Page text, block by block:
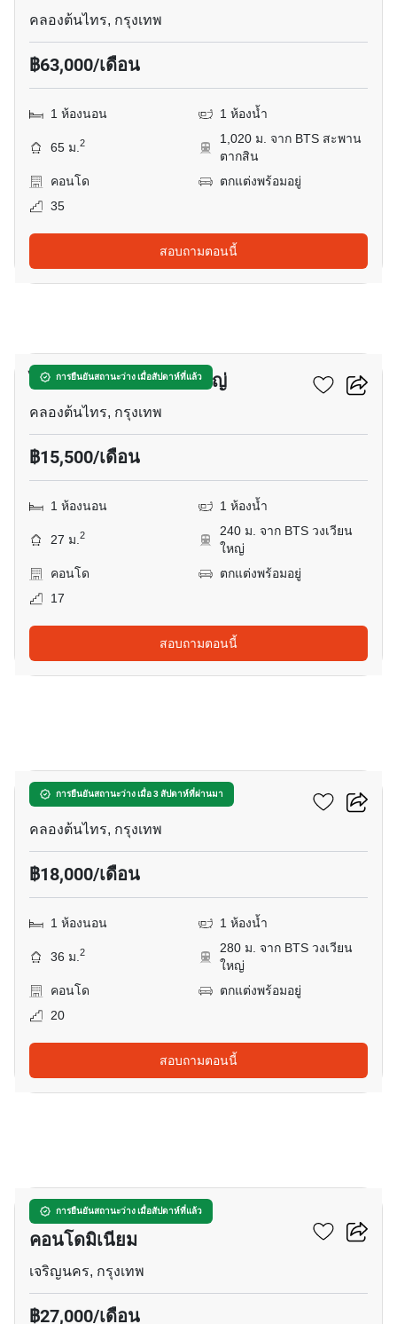
คลองต้นไทร, กรุงเทพ
฿63,000/เดือน
1 ห้องนอน 1 ห้องน้ำ
65 ม.2
1,020 ม. จาก BTS สะพาน
ตากสิน
คอนโด
ตกแต่งพร้อมอยู่
35
สอบถามตอนนี้
การยืนยันสถานะว่าง เมื่อสัปดาห์ที่แล้ว
ไอดีโอ สาทร-วงเวียนใหญ่
คลองต้นไทร, กรุงเทพ
฿15,500/เดือน
1 ห้องนอน 1 ห้องน้ำ
27 ม.2
240 ม. จาก BTS วงเวียน
ใหญ่
คอนโด
ตกแต่งพร้อมอยู่
17
สอบถามตอนนี้
การยืนยันสถานะว่าง เมื่อ 3 สัปดาห์ที่ผ่านมา
นายน์ บาย แสนสิริ
คลองต้นไทร, กรุงเทพ
฿18,000/เดือน
1 ห้องนอน 1 ห้องน้ำ
36 ม.2
280 ม. จาก BTS วงเวียน
ใหญ่
คอนโด
ตกแต่งพร้อมอยู่
20
สอบถามตอนนี้
การยืนยันสถานะว่าง เมื่อสัปดาห์ที่แล้ว
บ้าน สาทร เจ้าพระยา
คอนโดมิเนียม
เจริญนคร, กรุงเทพ
฿27,000/เดือน